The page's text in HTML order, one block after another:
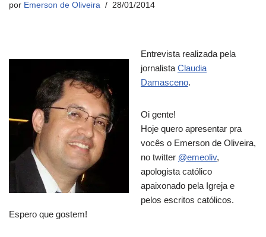
por Emerson de Oliveira 28/01/2014
Entrevista realizada pela
jornalista Claudia
Damasceno.
Oi gente!
Hoje quero apresentar pra
vocês o Emerson de Oliveira,
no twitter @emeoliv,
apologista católico
apaixonado pela Igreja e
pelos escritos católicos.
Espero que gostem!